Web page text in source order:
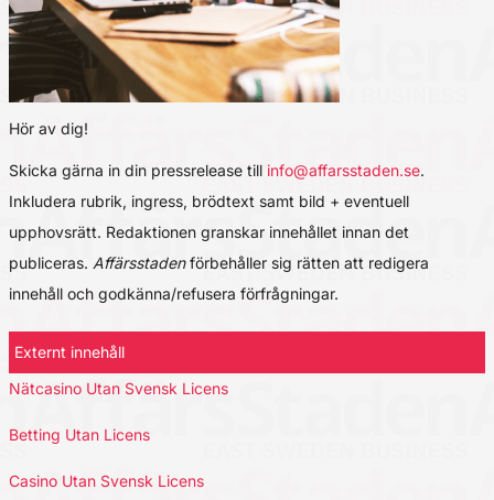
Hör av dig!
Skicka gärna in din pressrelease till info@affarsstaden.se.
Inkludera rubrik, ingress, brödtext samt bild + eventuell
upphovsrätt. Redaktionen granskar innehållet innan det
publiceras. Affärsstadenförbehåller sig rätten att redigera
innehåll och godkänna/refusera förfrågningar.
Externt innehåll
Nätcasino Utan Svensk Licens
Betting Utan Licens
Casino Utan Svensk Licens